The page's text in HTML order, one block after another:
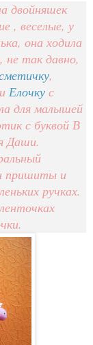
двойняшек
, веселые, у
она ходила
не так давно,
,
Елочку с
для малышей
с буквой В
Даши.
пришиты и
ручках.